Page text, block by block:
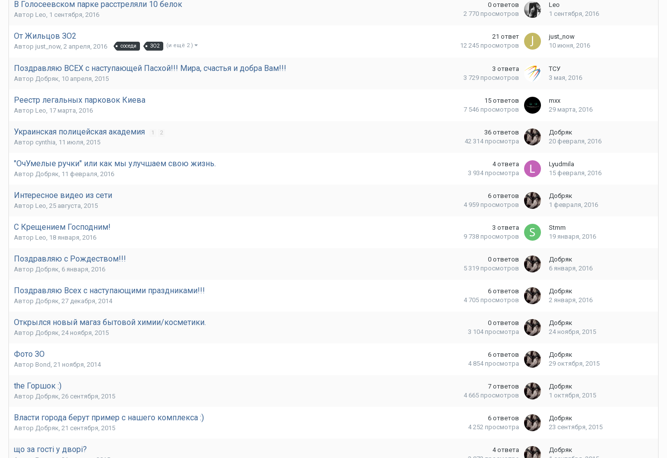
В Голосеевском парке расстреляли 10 белок
Автор Leo, 1 сентября, 2016
0 ответов
2 770 просмотров
Leo
1 сентября, 2016
От Жильцов ЗО2
Автор just_now, 2 апреля, 2016 соседи ЗО2 (и ещё 2 )
21 ответ
12 245 просмотров
just_now
10 июня, 2016
Поздравляю ВСЕХ с наступающей Пасхой!!! Мира, счастья и добра Вам!!!
Автор Добряк, 10 апреля, 2015
3 ответа
3 729 просмотров
ТСУ
3 мая, 2016
Реестр легальных парковок Киева
Автор Leo, 17 марта, 2016
15 ответов
7 546 просмотров
mxx
29 марта, 2016
Украинская полицейская академия 1 2
Автор cynthia, 11 июля, 2015
36 ответов
42 314 просмотра
Добряк
20 февраля, 2016
"ОчУмелые ручки" или как мы улучшаем свою жизнь.
Автор Добряк, 11 февраля, 2016
4 ответа
3 934 просмотра
Lyudmila
15 февраля, 2016
Интересное видео из сети
Автор Leo, 25 августа, 2015
6 ответов
4 959 просмотров
Добряк
1 февраля, 2016
С Крещением Господним!
Автор Leo, 18 января, 2016
3 ответа
9 738 просмотров
Stmm
19 января, 2016
Поздравляю с Рождеством!!!
Автор Добряк, 6 января, 2016
0 ответов
5 319 просмотров
Добряк
6 января, 2016
Поздравляю Всех с наступающими праздниками!!!
Автор Добряк, 27 декабря, 2014
6 ответов
4 705 просмотров
Добряк
2 января, 2016
Открылся новый магаз бытовой химии/косметики.
Автор Добряк, 24 ноября, 2015
0 ответов
3 104 просмотра
Добряк
24 ноября, 2015
Фото ЗО
Автор Bond , 21 ноября, 2014
6 ответов
4 854 просмотра
Добряк
29 октября, 2015
the Горшок :)
Автор Добряк, 26 сентября, 2015
7 ответов
4 665 просмотров
Добряк
1 октября, 2015
Власти города берут пример с нашего комплекса :)
Автор Добряк, 21 сентября, 2015
6 ответов
4 252 просмотра
Добряк
23 сентября, 2015
що за гості у дворі? 4 ответа
Добряк